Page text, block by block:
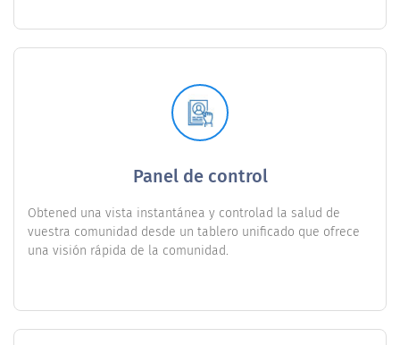
Panel de control
Obtened una vista instantánea y controlad la salud de
vuestra comunidad desde un tablero unificado que ofrece
una visión rápida de la comunidad.